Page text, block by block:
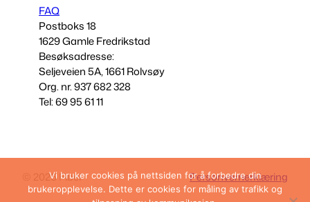
FAQ
Postboks 18
1629 Gamle Fredrikstad
Besøksadresse:
Seljeveien 5A, 1661 Rolvsøy
Org. nr. 937 682 328
Tel: 69 95 61 11
© 2026 Fibel Personvernerklæring
Vi bruker cookies på nettsiden for å forbedre din
brukeropplevelse. Dette er cookies for måling av trafikk og